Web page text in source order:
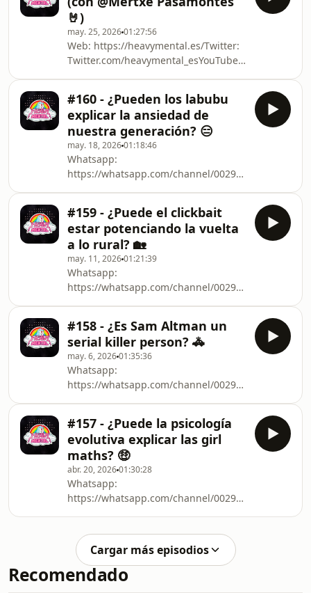
mental_sq_f1883564_1.htmlÚnete a
nuestra nueva y gratuita comunidad
de seguidores del podcast:
https://chat.whatsapp.com/
🤘)
may. 25, 202601:27:56
Web: https://heavymental.es/Twitter:
Twitter.com/heavymental_esYouTube:
https://www.youtube.com/@HeavyMentalesTwitch:
https://www.ivoox.com/podcast-heavy-
mental_sq_f1883564_1.htmlÚnete a
nuestra nueva y gratuita comunidad
de seguidores del podcast:
https://chat.whatsapp.com/
#160 - ¿Pueden los labubu
explicar la ansiedad de
nuestra generación? 😑
may. 18, 202601:18:46
Whatsapp:
https://whatsapp.com/channel/
https://www.youtube.com/@HeavyMentalesTwitch:
Twitch.tv/heavymental_esiVoox:
https://www.ivoox.com/podcast-heavy-
mental_sq_f1883564_1.html
#159 - ¿Puede el clickbait
estar potenciando la vuelta
a lo rural? 🏡
may. 11, 202601:21:39
Whatsapp:
https://whatsapp.com/channel/
https://www.youtube.com/@HeavyMentalesTwitch:
Twitch.tv/heavymental_esiVoox:
https://www.ivoox.com/podcast-heavy-
mental_sq_f1883564_1.html
#158 - ¿Es Sam Altman un
serial killer person? 🚓
may. 6, 202601:35:36
Whatsapp:
https://whatsapp.com/channel/
https://www.youtube.com/@HeavyMentalesTwitch:
Twitch.tv/heavymental_esiVoox:
https://www.ivoox.com/podcast-heavy-
mental_sq_f1883564_1.html
#157 - ¿Puede la psicología
evolutiva explicar las girl
maths? 🤑
abr. 20, 202601:30:28
Whatsapp:
https://whatsapp.com/channel/
https://www.youtube.com/@HeavyMentalesTwitch:
Twitch.tv/heavymental_esiVoox:
https://www.ivoox.com/podcast-heavy-
mental_sq_f1883564_1.html
Cargar más episodios
Recomendado